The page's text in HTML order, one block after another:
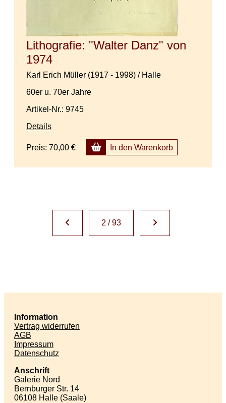
Lithografie: "Walter Danz" von
1974
Karl Erich Müller (1917 - 1998) / Halle
60er u. 70er Jahre
Artikel-Nr.: 9745
Details
Preis: 70,00 € In den Warenkorb
2 / 93
Information
Vertrag widerrufen
AGB
Impressum
Datenschutz
Anschrift
Galerie Nord
Bernburger Str. 14
06108 Halle (Saale)